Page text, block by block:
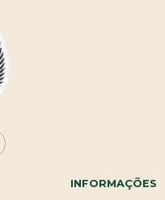
INFORMAÇÕES